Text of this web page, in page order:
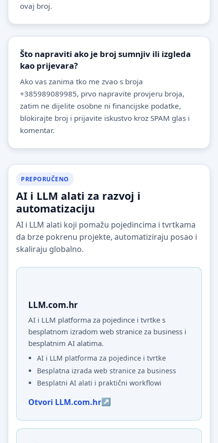
ovaj broj.
Što napraviti ako je broj sumnjiv ili izgleda
kao prijevara?
Ako vas zanima tko me zvao s broja
+385989089985, prvo napravite provjeru broja,
zatim ne dijelite osobne ni financijske podatke,
blokirajte broj i prijavite iskustvo kroz SPAM glas i
komentar.
PREPORUČENO
AI i LLM alati za razvoj i
automatizaciju
AI i LLM alati koji pomažu pojedincima i tvrtkama
da brze pokrenu projekte, automatiziraju posao i
skaliraju globalno.
LLM.com.hr
AI i LLM platforma za pojedince i tvrtke s
besplatnom izradom web stranice za business i
besplatnim AI alatima.
AI i LLM platforma za pojedince i tvrtke
Besplatna izrada web stranice za business
Besplatni AI alati i praktični workflowi
Otvori LLM.com.hr